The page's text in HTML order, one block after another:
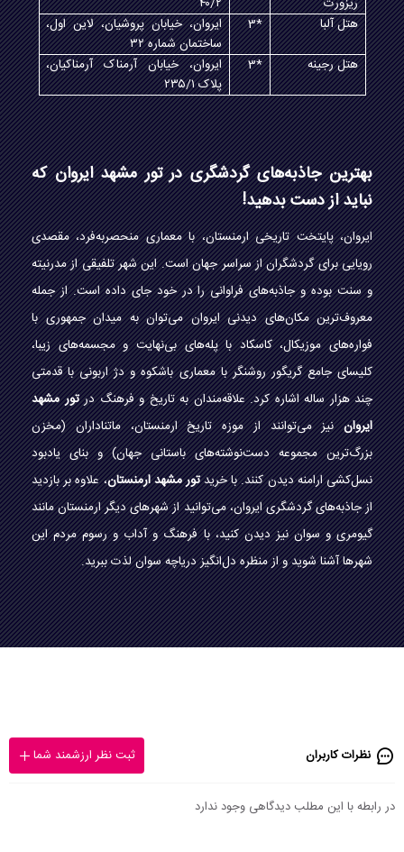
هتل آلبا
3*
ایروان، خیابان پروشیان، لاین اول،
ساختمان شماره ۳۲
هتل رجینه
3*
ایروان، خیابان آرمناک آرمناکیان،
پلاک ۲۳۵/۱
بهترین جاذبه‌های گردشگری در تور مشهد ایروان که
نباید از دست بدهید!
ایروان، پایتخت تاریخی ارمنستان، با معماری منحصربه‌فرد، مقصدی
رویایی برای گردشگران از سراسر جهان است. این شهر تلفیقی از مدرنیته
و سنت بوده و جاذبه‌های فراوانی را در خود جای داده است. از جمله
معروف‌ترین مکان‌های دیدنی ایروان می‌توان به میدان جمهوری با
فواره‌های موزیکال، کاسکاد با پله‌های بی‌نهایت و مجسمه‌های زیبا،
کلیسای جامع گریگور روشنگر با معماری باشکوه و دژ اربونی با قدمتی
چند هزار ساله اشاره کرد. علاقه‌مندان به تاریخ و فرهنگ درتور مشهد
ایرواننیز می‌توانند از موزه تاریخ ارمنستان، ماتناداران (مخزن
بزرگ‌ترین مجموعه دست‌نوشته‌های باستانی جهان) و بنای یادبود
نسل‌کشی ارامنه دیدن کنند. با خریدتور مشهد ارمنستان، علاوه بر بازدید
از جاذبه‌های گردشگری ایروان، می‌توانید از شهرهای دیگر ارمنستان مانند
گیومری و سوان نیز دیدن کنید، با فرهنگ و آداب و رسوم مردم این
شهرها آشنا شوید و از منظره دل‌انگیز دریاچه سوان لذت ببرید.
نظرات کاربران ثبت نظر ارزشمند شما
در رابطه با این مطلب دیدگاهی وجود ندارد